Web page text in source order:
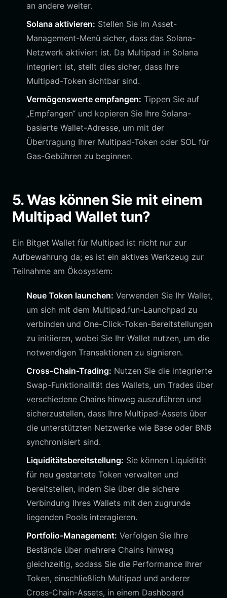
an andere weiter.
Solana aktivieren: Stellen Sie im Asset-
Management-Menü sicher, dass das Solana-
Netzwerk aktiviert ist. Da Multipad in Solana
integriert ist, stellt dies sicher, dass Ihre
Multipad-Token sichtbar sind.
Vermögenswerte empfangen: Tippen Sie auf
„Empfangen“ und kopieren Sie Ihre Solana-
basierte Wallet-Adresse, um mit der
Übertragung Ihrer Multipad-Token oder SOL für
Gas-Gebühren zu beginnen.
5. Was können Sie mit einem
Multipad Wallet tun?
Ein Bitget Wallet für Multipad ist nicht nur zur
Aufbewahrung da; es ist ein aktives Werkzeug zur
Teilnahme am Ökosystem:
Neue Token launchen: Verwenden Sie Ihr Wallet,
um sich mit dem Multipad.fun-Launchpad zu
verbinden und One-Click-Token-Bereitstellungen
zu initiieren, wobei Sie Ihr Wallet nutzen, um die
notwendigen Transaktionen zu signieren.
Cross-Chain-Trading: Nutzen Sie die integrierte
Swap-Funktionalität des Wallets, um Trades über
verschiedene Chains hinweg auszuführen und
sicherzustellen, dass Ihre Multipad-Assets über
die unterstützten Netzwerke wie Base oder BNB
synchronisiert sind.
Liquiditätsbereitstellung: Sie können Liquidität
für neu gestartete Token verwalten und
bereitstellen, indem Sie über die sichere
Verbindung Ihres Wallets mit den zugrunde
liegenden Pools interagieren.
Portfolio-Management: Verfolgen Sie Ihre
Bestände über mehrere Chains hinweg
gleichzeitig, sodass Sie die Performance Ihrer
Token, einschließlich Multipad und anderer
Cross-Chain-Assets, in einem Dashboard